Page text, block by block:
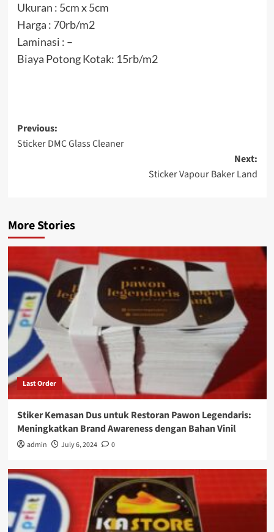
Ukuran : 5cm x 5cm
Harga : 70rb/m2
Laminasi : –
Biaya Potong Kotak: 15rb/m2
Post
navigation
Previous:
Sticker DMC Glass Cleaner
Next:
Sticker Vapour Baker Land
More Stories
Last Order
Stiker Kemasan Dus untuk Restoran Pawon Legendaris:
Meningkatkan Brand Awareness dengan Bahan Vinil
admin July 6, 2024 0